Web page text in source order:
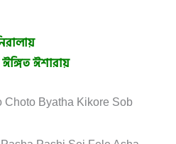
ঈশারায়
Choto Byatha Kikore Sob